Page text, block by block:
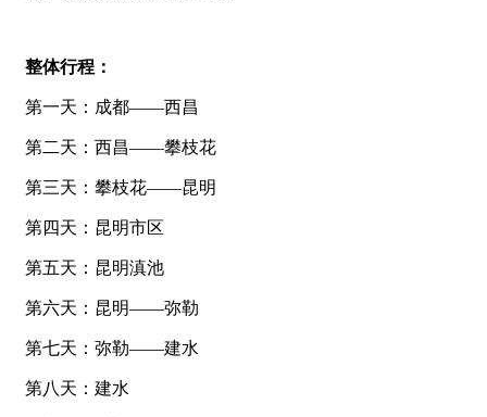
整体行程：
第一天：成都——西昌
第二天：西昌——攀枝花
第三天：攀枝花——昆明
第四天：昆明市区
第五天：昆明滇池
第六天：昆明——弥勒
第七天：弥勒——建水
第八天：建水